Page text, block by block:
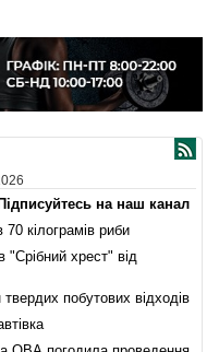
на наш канал
кілограмів риби
"Срібний хрест" від
побутових відходів